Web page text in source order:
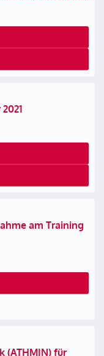
am Training
(ATHMIN) für